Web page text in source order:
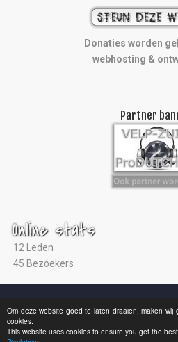
Om deze website goed te laten draaien, maken wij
cookies.
This website uses cookies to ensure you get the
Donaties worden
webhosting &
Partner
Online stats
12 Leden
45 Bezoekers
© 2004 - 2026 |Ultras Arnhem|